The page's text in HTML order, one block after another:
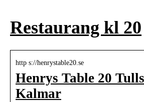
Restaurang kl 20
http s://henrystable20.se
Henrys Table 20
Kalmar